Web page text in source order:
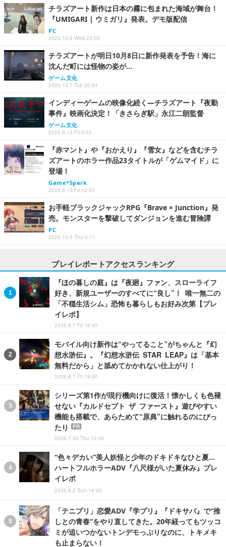
チラズアート新作は日本の霧に包まれた海域が舞台！
『UMIGARI | ウミガリ』発表。デモ版配信
PC
2025.10.8 Wed 23:03
チラズアートが明日10月8日に新作発表を予告！海に
沈んだ町には怪物の姿が…
ゲーム文化
2025.10.7 Tue 20:54
インディーゲームの映像化続く―チラズアート『夜勤
事件』映画化決定！「きさらぎ駅」永江二朗監督
ゲーム文化
2025.9.12 Fri 9:55
『赤マント』や『おかえり』『雪女』などを含むチラ
ズアートのホラー作品23タイトルが「ゲムマイド」に
登場！
Game*Spark
2025.6.13 Fri 12:00
お手軽ブラックジャックRPG『Brave × Junction』発
売。モンスターを撃破してダンジョンを進む冒険譚
PC
2025.10.9 Thu 0:11
プレイレポートアクセスランキング
『ほの暮しの庭』は『夜廻』ファン、スローライフ
好き、新規ユーザーのすべてに“良し”！ 唯一無二の
「不穏生活シム」恐怖も暮らしもお好み次第【プレ
イレポ】
2026.8.7 Fri 19:45
モバイル向け新作は“やってること”がちゃんと『幻
想水滸伝』。『幻想水滸伝 STAR LEAP』は「基本
無料だから」と舐めてかかれない仕上がり！
2026.8.7 Fri 18:00
シリーズ第1作が現行機向けに復活！懐かしくも色褪
せない『カルドセプト ザ ファースト』遊びやすい
機能も搭載で、あらためて“原典”に触れるのにぴっ
たり
PR
2026.7.30 Thu 12:00
“色々デカい”美人妖怪と少年のドキドキなひと夏…
ハートフルホラーADV『八尺様がいた夏休み』プレ
イレポ
2026.8.2 Sun 19:00
「テニプリ」恋愛ADV『学プリ』『ドキサバ』で“推
しとの青春”をやり直してきた。20年経ってもツッコ
ミが追いつかないトンデモっぷりなのに、トキメキ
も止まらない！